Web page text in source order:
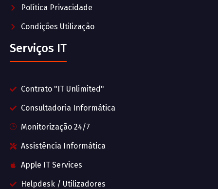
Política Privacidade
Condições Utilização
Serviços IT
Contrato "IT Unlimited"
Consultadoria Informática
Monitorização 24/7
Assistência Informática
Apple IT Services
Helpdesk / Utilizadores